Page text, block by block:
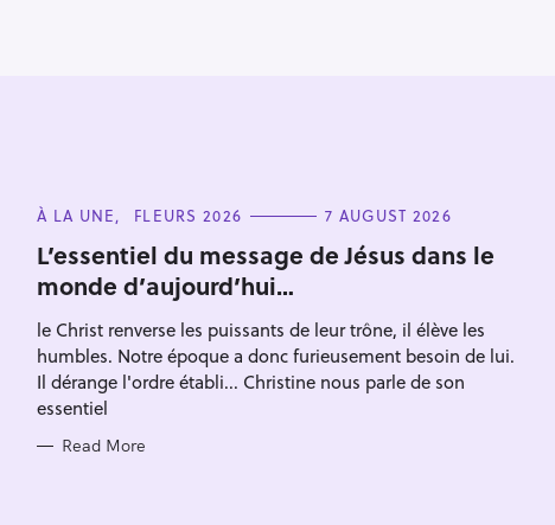
C
T
E
G
O
I
E
S
À LA UNE FLEURS 2026 7 AUGUST 2026
L’essentiel du message de Jésus dans le
monde d’aujourd’hui…
le Christ renverse les puissants de leur trône, il élève les
humbles. Notre époque a donc furieusement besoin de lui.
Il dérange l'ordre établi... Christine nous parle de son
essentiel
Read More